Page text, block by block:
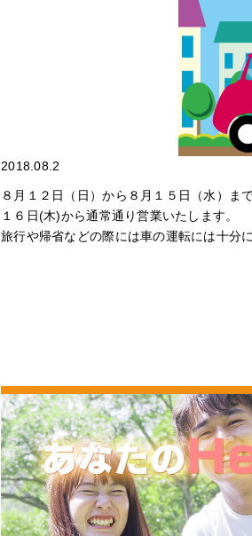
2018.08.2
８月１２日（日）から８月１５日（水）ま
１６日(木)から通常通り営業いたします。
旅行や帰省などの際には車の運転には十分